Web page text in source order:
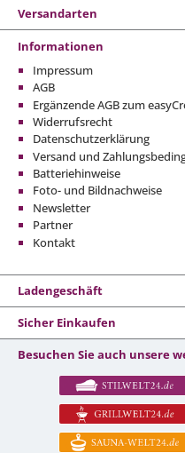
Versandarten
Informationen
Impressum
AGB
Ergänzende AGB zum
Widerrufsrecht
Datenschutzerklärung
Versand und
Batteriehinweise
Foto- und Bildnachweise
Newsletter
Partner
Kontakt
Ladengeschäft
Sicher Einkaufen
Besuchen Sie auch unsere